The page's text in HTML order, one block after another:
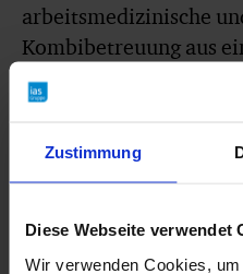
Zustimmung
Diese Webseite verwendet
Wir verwenden Cookies,
arbeitsmedizinische
Kombibetreuung aus
Angebot
Sie durch alle